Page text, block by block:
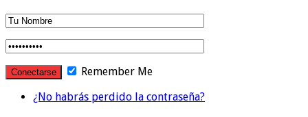
Remember Me
¿No habrás perdido la contraseña?